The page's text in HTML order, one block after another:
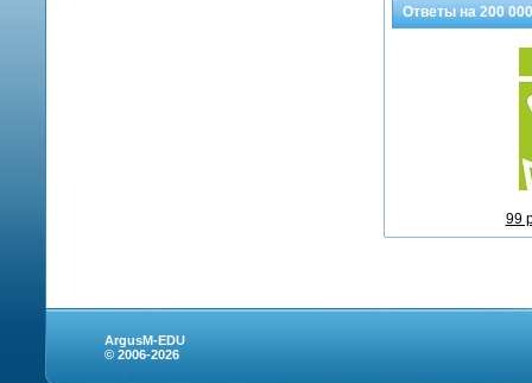
Ответы на200 000
99
ArgusM-EDU
© 2006-2026